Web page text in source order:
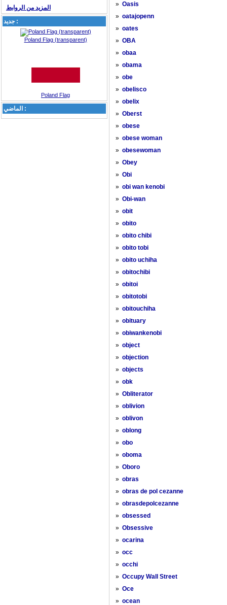
المزيد من الروابط
جديد :
Poland Flag (transparent)
Poland Flag
الماضي :
» Oasis
» oatajopenn
» oates
» OBA
» obaa
» obama
» obe
» obelisco
» obelix
» Oberst
» obese
» obese woman
» obesewoman
» Obey
» Obi
» obi wan kenobi
» Obi-wan
» obit
» obito
» obito chibi
» obito tobi
» obito uchiha
» obitochibi
» obitoi
» obitotobi
» obitouchiha
» obituary
» obiwankenobi
» object
» objection
» objects
» obk
» Obliterator
» oblivion
» oblivon
» oblong
» obo
» oboma
» Oboro
» obras
» obras de pol cezanne
» obrasdepolcezanne
» obsessed
» Obsessive
» ocarina
» occ
» occhi
» Occupy Wall Street
» Oce
» ocean